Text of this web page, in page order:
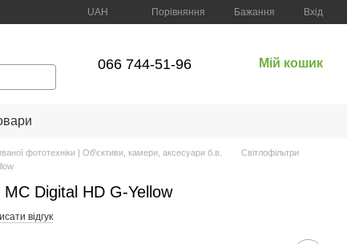
UAH Порівняння Бажання Вхід
066 744-51-96 Мій кошик
фототехніки | Об'єктиви, камери, аксесуари б.в.
Світлофільтри
Digital HD G-Yellow
відгук